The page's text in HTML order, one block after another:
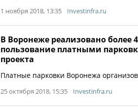
1 ноября 2018, 13:35 Investinfra.ru
В Воронеже реализовано более
пользование платными
проекта
Платные парковки Воронежа
25 октября 2018, 15:35 Investinfra.ru